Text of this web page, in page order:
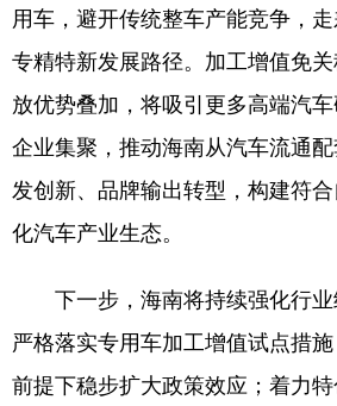
用车，避开传统整车产能竞争，走
专精特新发展路径。加工增值免
放优势叠加，将吸引更多高端汽
企业集聚，推动海南从汽车流通
发创新、品牌输出转型，构建符
化汽车产业生态。
下一步，海南将持续强化行业
严格落实专用车加工增值试点措
前提下稳步扩大政策效应；着力